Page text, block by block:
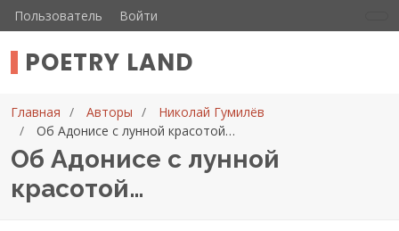
Пользователь Войти
POETRY LAND
Главная Авторы
Николай Гумилёв
Об Адонисе с лунной красотой…
Об Адонисе с лунной
красотой…